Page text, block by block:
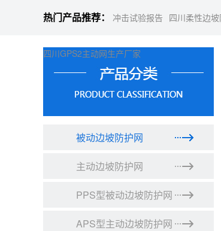
热门产品推荐： 冲击试验报告 四川柔性边
四川GPS2主动网生产厂家
被动边坡防护网
主动边坡防护网
PPS型被动边坡防护网
APS型主动边坡防护网